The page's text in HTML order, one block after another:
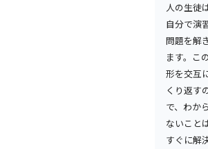
人の生徒
自分で演
問題を解
ます。この
形を交互
くり返す
で、わから
ないこと
すぐに解